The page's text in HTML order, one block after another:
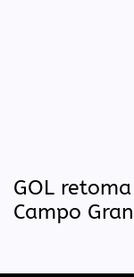
GOL
Campo